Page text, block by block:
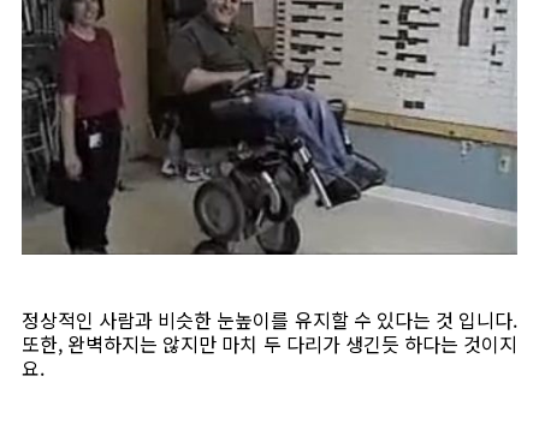
정상적인 사람과 비슷한 눈높이를 유지할 수 있다는 것 입니다.
또한, 완벽하지는 않지만 마치 두 다리가 생긴듯 하다는 것이지
요.